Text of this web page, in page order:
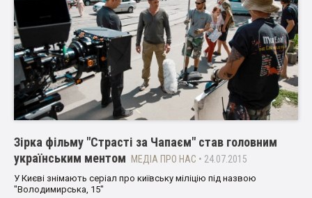
Зірка фільму "Страсті за Чапаєм" став головним
українським ментом
МЕДІА ПРО НАС • 24.07.2015
У Києві знімають серіал про київську міліцію під назвою
"Володимирська, 15"